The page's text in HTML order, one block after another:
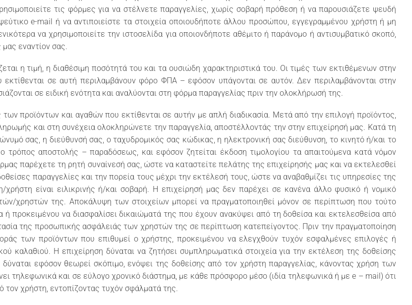
τις φόρμες για να στέλνετε παραγγελίες, χωρίς σοβαρή πρόθεση ή να παρουσιάζετε ψευδή
e-mail ή να αντιποιείστε τα στοιχεία οποιουδήποτε άλλου προσώπου, εγγεγραμμένου χρήστη ή μη
να χρησιμοποιείτε την ιστοσελίδα για οποιονδήποτε αθέμιτο ή παράνομο ή αντισυμβατικό σκοπό,
εναντίον σας.
η τιμή, η διαθέσιμη ποσότητά του και τα ουσιώδη χαρακτηριστικά του. Οι τιμές των εκτιθέμενων στην
σε αυτή περιλαμβάνουν φόρο ΦΠΑ – εφόσον υπάγονται σε αυτόν. Δεν περιλαμβάνονται στην
σε ειδική ενότητα και αναλύονται στη φόρμα παραγγελίας πριν την ολοκλήρωσή της.
προϊόντων και αγαθών που εκτίθενται σε αυτήν με απλή διαδικασία. Μετά από την επιλογή προϊόντος,
και στη συνέχεια ολοκληρώνετε την παραγγελία, αποστέλλοντάς την στην επιχείρησή μας. Κατά τη
σας, η διεύθυνσή σας, ο ταχυδρομικός σας κώδικας, η ηλεκτρονική σας διεύθυνση, το κινητό ή/και το
αποστολής – παραδόσεως, και εφόσον ζητείται έκδοση τιμολογίου τα απαιτούμενα κατά νόμον
παρέχετε τη ρητή συναίνεσή σας, ώστε να καταστείτε πελάτης της επιχείρησής μας και να εκτελεσθεί
παραγγελίες και την πορεία τους μέχρι την εκτέλεσή τους, ώστε να αναβαθμίζει τις υπηρεσίες της
είναι ειλικρινής ή/και σοβαρή. Η επιχείρησή μας δεν παρέχει σε κανένα άλλο φυσικό ή νομικό
χρηστών της. Αποκάλυψη των στοιχείων μπορεί να πραγματοποιηθεί μόνον σε περίπτωση που τούτο
ή προκειμένου να διασφαλίσει δικαιώματά της που έχουν ανακύψει από τη δοθείσα και εκτελεσθείσα από
της προσωπικής ασφάλειάς των χρηστών της σε περίπτωση κατεπείγοντος. Πριν την πραγματοποίηση
των προϊόντων που επιθυμεί ο χρήστης, προκειμένου να ελεγχθούν τυχόν εσφαλμένες επιλογές ή
καλαθιού. Η επιχείρηση δύναται να ζητήσει συμπληρωματικά στοιχεία για την εκτέλεση της δοθείσης
δύναται εφόσον θεωρεί σκόπιμο, ενόψει της δοθείσης από τον χρήστη παραγγελίας, κάνοντας χρήση των
τηλεφωνικά και σε εύλογο χρονικό διάστημα, με κάθε πρόσφορο μέσο (ιδία τηλεφωνικά ή με e – mail) ότι
τον χρήστη, εντοπίζοντας τυχόν σφάλματά της.